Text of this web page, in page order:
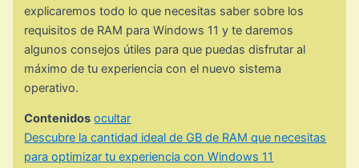
explicaremos todo lo que necesitas saber sobre los
requisitos de RAM para Windows 11 y te daremos
algunos consejos útiles para que puedas disfrutar al
máximo de tu experiencia con el nuevo sistema
operativo.
Contenidos ocultar
Descubre la cantidad ideal de GB de RAM que necesitas
para optimizar tu experiencia con Windows 11